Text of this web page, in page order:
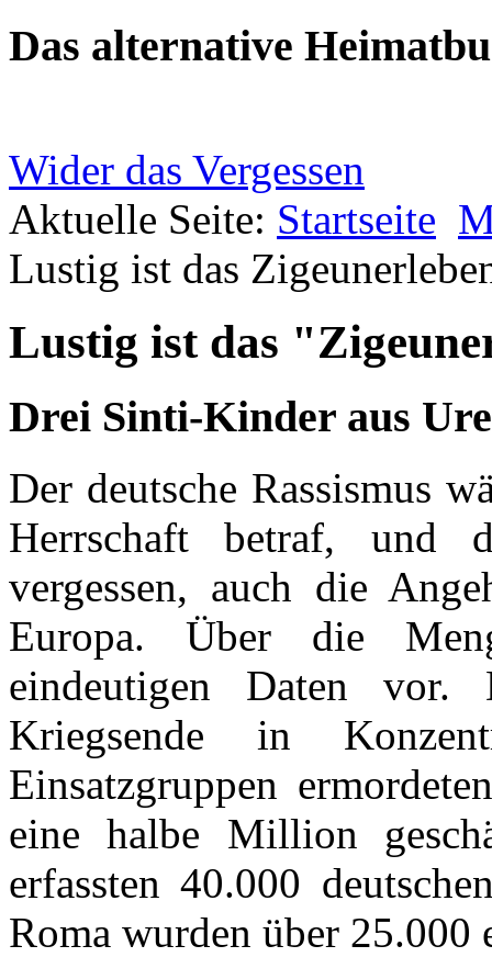
Das alternative
Wider das Vergessen
Aktuelle Seite: Startseite
Lustig ist das
Lustig ist das
Drei Sinti-Kinder aus
Der deutsche Rassismus
Herrschaft betraf, und
vergessen, auch die
Europa. Über die
eindeutigen Daten
Kriegsende in
Einsatzgruppen
eine halbe Million
erfassten 40.000
Roma wurden über 25.000